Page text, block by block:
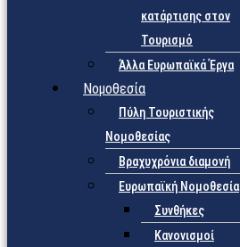
κατάρτισης στον
Τουρισμό
Άλλα Ευρωπαϊκά Έργα
Νομοθεσία
Πύλη Τουριστικής
Νομοθεσίας
Βραχυχρόνια διαμονή
Ευρωπαϊκή Νομοθεσία
Συνθήκες
Κανονισμοί